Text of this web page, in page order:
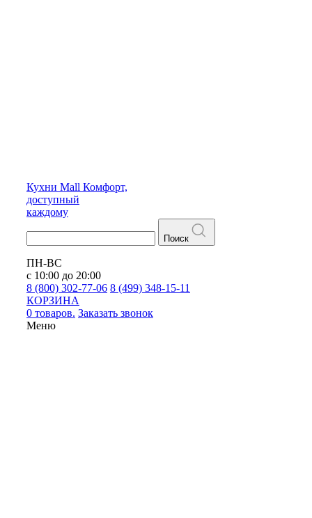
Кухни Mall Комфорт,
доступный
каждому
Поиск
ПН-ВС
с 10:00 до 20:00
8 (800) 302-77-06 8 (499) 348-15-11
КОРЗИНА
0 товаров. Заказать звонок
Меню